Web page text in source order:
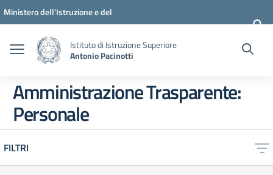
Vai ai contenuti
Vai al menu di navigazione
Vai al footer
Ministero dell'Istruzione e del
Istituto di Istruzione Superiore
Antonio Pacinotti
Amministrazione Trasparente:
Personale
FILTRI